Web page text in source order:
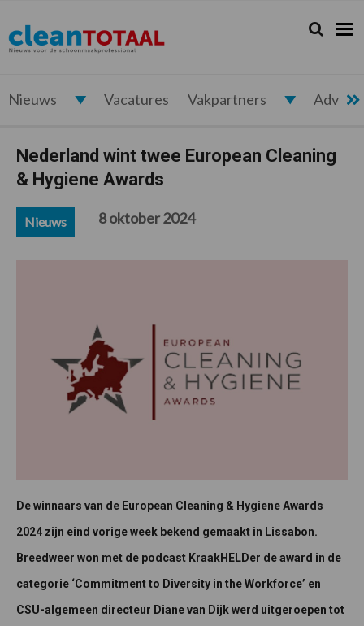
de
hoofdnavigatie
de
hoofd
de
eerste
de
voettekst
Cleantotaal.nl
Het
laatste
voor
schoonmaak
Zoeken...
Zoek
Nieuws Vacatures Vakpartners
Nederland wint twee European Cleaning
& Hygiene Awards
Nieuws 8 oktober 2024
De winnaars van de European Cleaning & Hygiene Awards
2024 zijn eind vorige week bekend gemaakt in Lissabon.
Breedweer won met de podcast KraakHELDer de award in de
categorie ‘Commitment to Diversity in the Workforce’ en
CSU-algemeen directeur Diane van Dijk werd uitgeroepen tot